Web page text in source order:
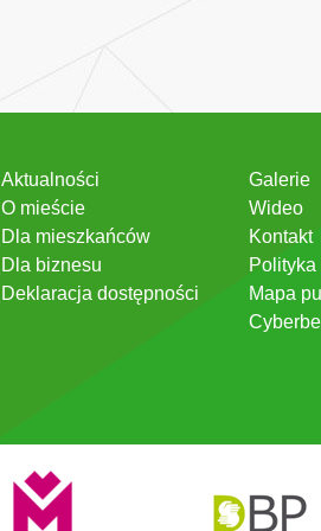
Aktualności
O mieście
Dla mieszkańców
Dla biznesu
Deklaracja dostępności
Galerie
Wideo
Kontakt
Mapa